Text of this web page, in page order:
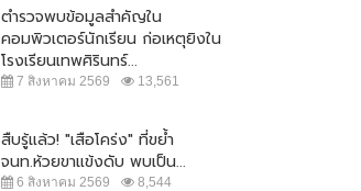
ตำรวจพบข้อมูลสำคัญใน
คอมพิวเตอร์นักเรียน ก่อเหตุยิงใน
โรงเรียนเทพศิรินทร์...
7 สิงหาคม 2569 13,561
สืบรู้แล้ว! "เสือโคร่ง" ที่ขย้ำ
จนท.ห้วยขาแข้งดับ พบเป็น...
6 สิงหาคม 2569 8,544